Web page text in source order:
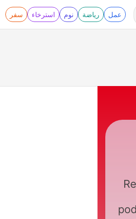
عمل رياضة نوم استرخاء سفر